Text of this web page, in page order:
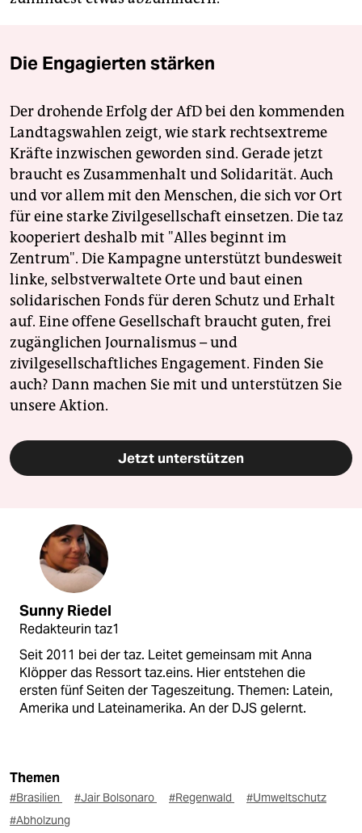
Die Engagierten stärken
Der drohende Erfolg der AfD bei den kommenden
Landtagswahlen zeigt, wie stark rechtsextreme
Kräfte inzwischen geworden sind. Gerade jetzt
braucht es Zusammenhalt und Solidarität. Auch
und vor allem mit den Menschen, die sich vor Ort
für eine starke Zivilgesellschaft einsetzen. Die taz
kooperiert deshalb mit "Alles beginnt im
Zentrum". Die Kampagne unterstützt bundesweit
linke, selbstverwaltete Orte und baut einen
solidarischen Fonds für deren Schutz und Erhalt
auf. Eine offene Gesellschaft braucht guten, frei
zugänglichen Journalismus – und
zivilgesellschaftliches Engagement. Finden Sie
auch? Dann machen Sie mit und unterstützen Sie
unsere Aktion.
Jetzt unterstützen
Sunny Riedel
Redakteurin taz1
Seit 2011 bei der taz. Leitet gemeinsam mit Anna
Klöpper das Ressort taz.eins. Hier entstehen die
ersten fünf Seiten der Tageszeitung. Themen: Latein,
Amerika und Lateinamerika. An der DJS gelernt.
Themen
#Brasilien #Jair Bolsonaro #Regenwald
#Umweltschutz
#Abholzung